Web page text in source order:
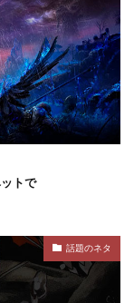
トで
話題のネタ